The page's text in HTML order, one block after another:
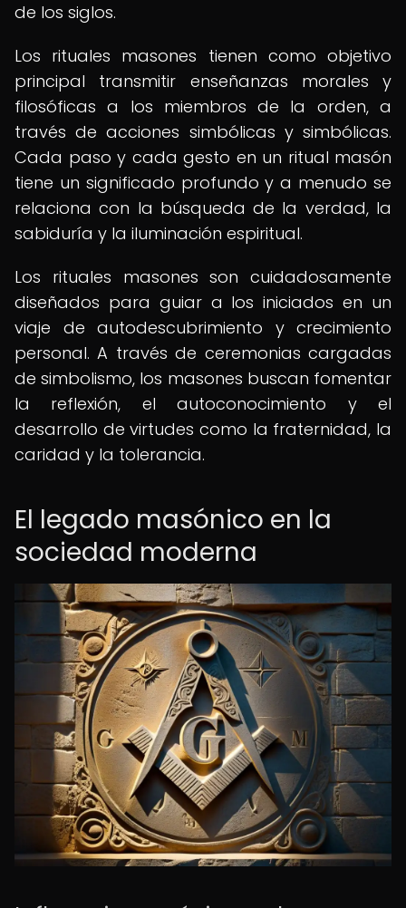
de los siglos.
Los rituales masones tienen como objetivo
principal transmitir enseñanzas morales y
filosóficas a los miembros de la orden, a
través de acciones simbólicas y simbólicas.
Cada paso y cada gesto en un ritual masón
tiene un significado profundo y a menudo se
relaciona con la búsqueda de la verdad, la
sabiduría y la iluminación espiritual.
Los rituales masones son cuidadosamente
diseñados para guiar a los iniciados en un
viaje de autodescubrimiento y crecimiento
personal. A través de ceremonias cargadas
de simbolismo, los masones buscan fomentar
la reflexión, el autoconocimiento y el
desarrollo de virtudes como la fraternidad, la
caridad y la tolerancia.
El legado masónico en la
sociedad moderna